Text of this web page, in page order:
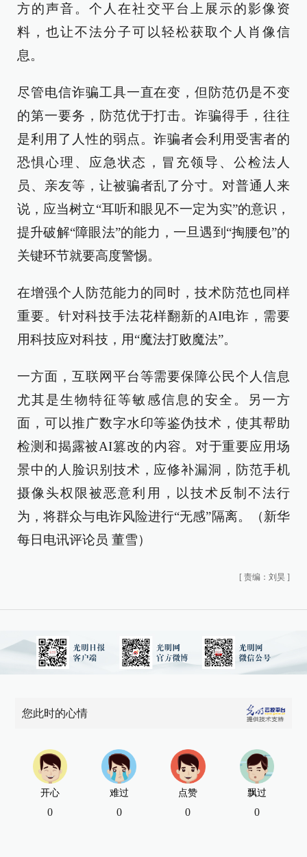
方的声音。个人在社交平台上展示的影像资
料，也让不法分子可以轻松获取个人肖像信
息。
尽管电信诈骗工具一直在变，但防范仍是不变
的第一要务，防范优于打击。诈骗得手，往往
是利用了人性的弱点。诈骗者会利用受害者的
恐惧心理、应急状态，冒充领导、公检法人
员、亲友等，让被骗者乱了分寸。对普通人来
说，应当树立“耳听和眼见不一定为实”的意识，
提升破解“障眼法”的能力，一旦遇到“掏腰包”的
关键环节就要高度警惕。
在增强个人防范能力的同时，技术防范也同样
重要。针对科技手法花样翻新的AI电诈，需要
用科技应对科技，用“魔法打败魔法”。
一方面，互联网平台等需要保障公民个人信息
尤其是生物特征等敏感信息的安全。另一方
面，可以推广数字水印等鉴伪技术，使其帮助
检测和揭露被AI篡改的内容。对于重要应用场
景中的人脸识别技术，应修补漏洞，防范手机
摄像头权限被恶意利用，以技术反制不法行
为，将群众与电诈风险进行“无感”隔离。（新华
每日电讯评论员 董雪）
[ 责编：刘昊 ]
您此时的心情
开心
0
难过
0
点赞
0
飘过
0